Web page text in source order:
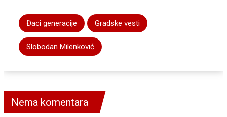
Đaci generacije Gradske vesti
Slobodan Milenković
Nema komentara